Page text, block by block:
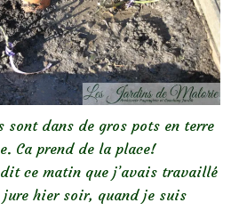
sont dans de gros pots en terre
Ca prend de la place!
ce matin que j’avais travaillé
jure hier soir, quand je suis